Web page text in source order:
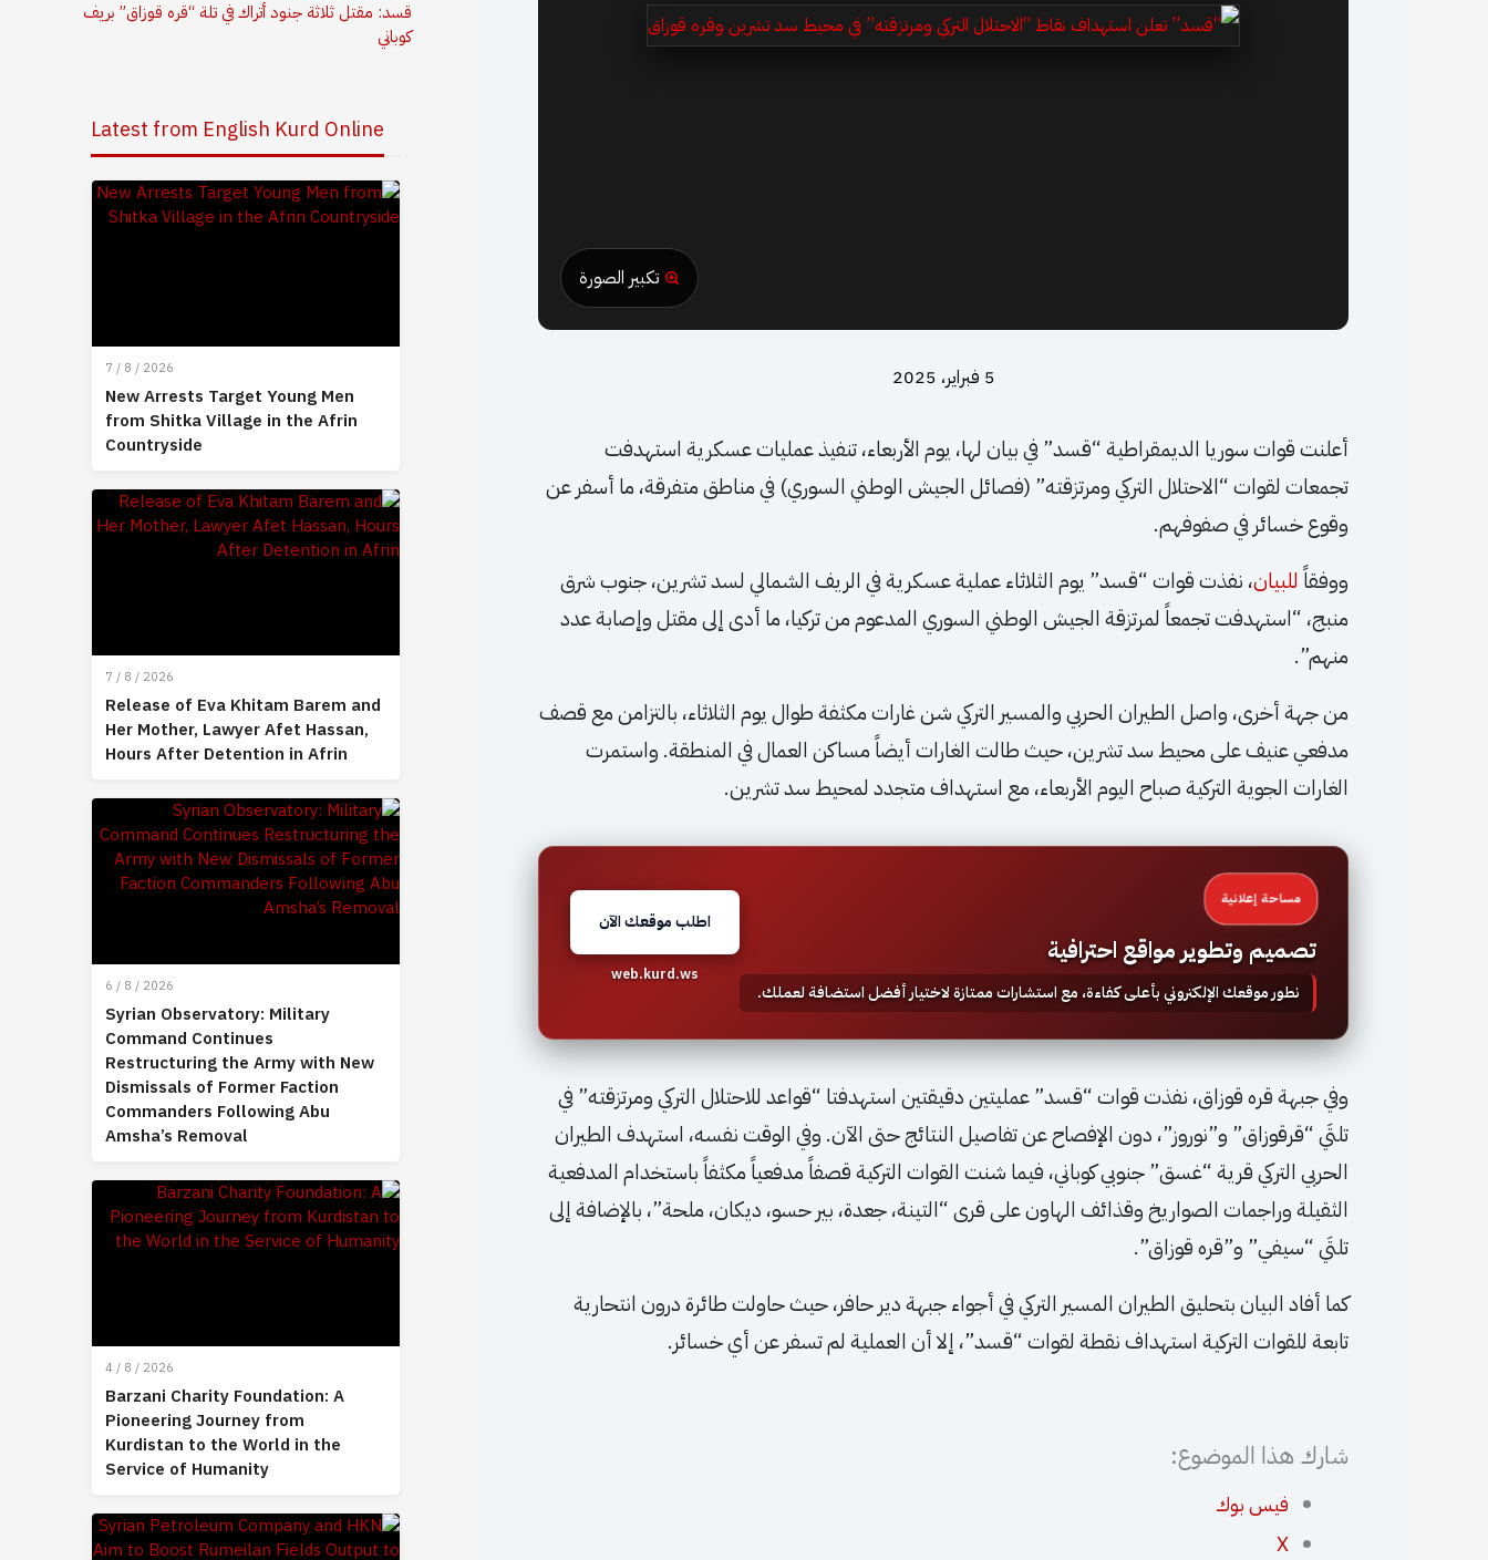
تكبير الصورة
5 فبراير، 2025
أعلنت قوات سوريا الديمقراطية “قسد” في بيان لها، يوم الأربعاء، تنفيذ عمليات عسكرية استهدفت
تجمعات لقوات “الاحتلال التركي ومرتزقته” (فصائل الجيش الوطني السوري) في مناطق متفرقة، ما أسفر عن
وقوع خسائر في صفوفهم.
ووفقاً للبيان، نفذت قوات “قسد” يوم الثلاثاء عملية عسكرية في الريف الشمالي لسد تشرين، جنوب شرق
منبج، “استهدفت تجمعاً لمرتزقة الجيش الوطني السوري المدعوم من تركيا، ما أدى إلى مقتل وإصابة عدد
منهم”.
من جهة أخرى، واصل الطيران الحربي والمسير التركي شن غارات مكثفة طوال يوم الثلاثاء، بالتزامن مع قصف
مدفعي عنيف على محيط سد تشرين، حيث طالت الغارات أيضاً مساكن العمال في المنطقة. واستمرت
الغارات الجوية التركية صباح اليوم الأربعاء، مع استهداف متجدد لمحيط سد تشرين.
مساحة إعلانية
تصميم وتطوير مواقع احترافية
نطور موقعك الإلكتروني بأعلى كفاءة، مع استشارات ممتازة لاختيار أفضل استضافة لعملك.
اطلب موقعك الآن
web.kurd.ws
وفي جبهة قره قوزاق، نفذت قوات “قسد” عمليتين دقيقتين استهدفتا “قواعد للاحتلال التركي ومرتزقته” في
تلتَي “قرقوزاق” و”نوروز”، دون الإفصاح عن تفاصيل النتائج حتى الآن. وفي الوقت نفسه، استهدف الطيران
الحربي التركي قرية “غسق” جنوبي كوباني، فيما شنت القوات التركية قصفاً مدفعياً مكثفاً باستخدام المدفعية
الثقيلة وراجمات الصواريخ وقذائف الهاون على قرى “التينة، جعدة، بير حسو، ديكان، ملحة”، بالإضافة إلى
تلتَي “سيفي” و”قره قوزاق”.
كما أفاد البيان بتحليق الطيران المسير التركي في أجواء جبهة دير حافر، حيث حاولت طائرة درون انتحارية
تابعة للقوات التركية استهداف نقطة لقوات “قسد”، إلا أن العملية لم تسفر عن أي خسائر.
شارك هذا الموضوع:
فيس بوك
X
قسد: مقتل ثلاثة جنود أتراك في تلة “قره قوزاق” بريف
كوباني
Latest from English Kurd Online
7 / 8 / 2026
New Arrests Target Young Men
from Shitka Village in the Afrin
Countryside
7 / 8 / 2026
Release of Eva Khitam Barem and
Her Mother, Lawyer Afet Hassan,
Hours After Detention in Afrin
6 / 8 / 2026
Syrian Observatory: Military
Command Continues
Restructuring the Army with New
Dismissals of Former Faction
Commanders Following Abu
Amsha’s Removal
4 / 8 / 2026
Barzani Charity Foundation: A
Pioneering Journey from
Kurdistan to the World in the
Service of Humanity